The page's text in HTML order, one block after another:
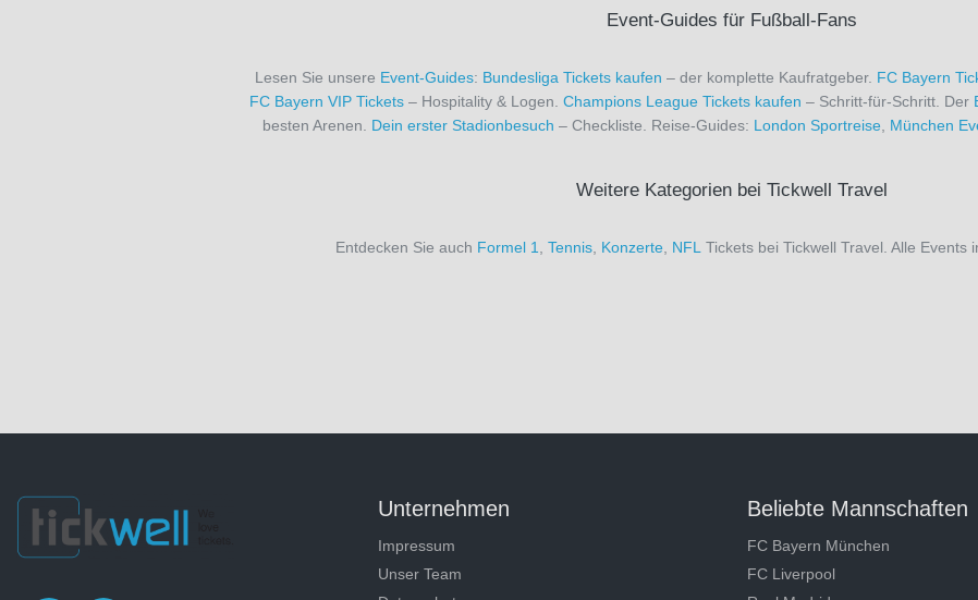
Event-Guides für Fußball-Fans
Lesen Sie unsere Event-Guides: Bundesliga Tickets kaufen – der komplette Kaufratgeber. FC Bayern
FC Bayern VIP Tickets– Hospitality & Logen. Champions League Tickets kaufen – Schritt-für-Schritt. Der
besten Arenen. Dein erster Stadionbesuch – Checkliste. Reise-Guides: London Sportreise München
Weitere Kategorien bei Tickwell Travel
Entdecken Sie auch Formel 1 Tennis Konzerte NFL Tickets bei Tickwell Travel. Alle Events
Unternehmen
Impressum
Unser Team
Beliebte Mannschaften
FC Bayern München
FC Liverpool